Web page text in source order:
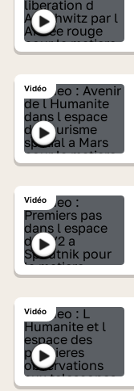
Vidéo
Vidéo
Vidéo